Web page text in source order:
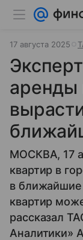
17 августа 2025
аренды
МОСКВА, 17
квартир в
в
квартир
рассказал
Аналитики»